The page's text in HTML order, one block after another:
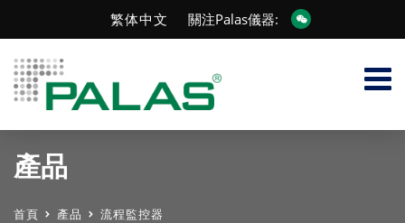
繁体中文 關注Palas儀器:
產品
首頁 產品 流程監控器